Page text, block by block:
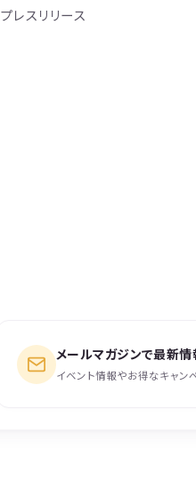
プレスリリース
メールマガジンで最新
イベント情報やお得なキャン